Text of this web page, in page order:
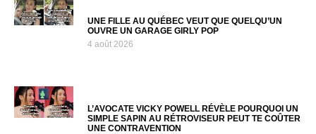
UNE FILLE AU QUÉBEC VEUT QUE QUELQU’UN
OUVRE UN GARAGE GIRLY POP
4 août 2026
L’AVOCATE VICKY POWELL RÉVÈLE POURQUOI UN
SIMPLE SAPIN AU RÉTROVISEUR PEUT TE COÛTER
UNE CONTRAVENTION